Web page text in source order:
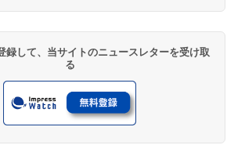
録して、当サイトのニュースレターを受け取
る